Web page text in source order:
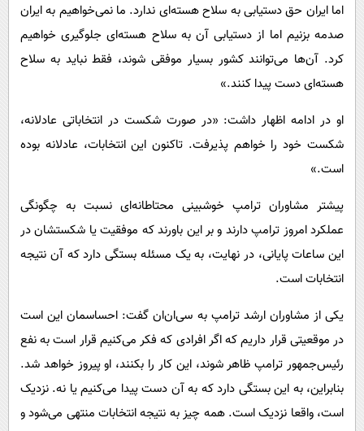
اما ایران حق دستیابی به سلاح هسته‌ای ندارد. ما نمی‌خواهیم به ایران
صدمه بزنیم اما از دستیابی آن به سلاح هسته‌ای جلوگیری خواهیم
کرد. آن‌ها می‌توانند کشور بسیار موفقی شوند، فقط نباید به سلاح
هسته‌ای دست پیدا کنند.»
او در ادامه اظهار داشت: «در صورت شکست در انتخاباتی عادلانه،
شکست خود را خواهم پذیرفت. تاکنون این انتخابات، عادلانه بوده
است.»
پیشتر مشاوران ترامپ خوشبینی محتاطانه‌ای نسبت به چگونگی
عملکرد امروز ترامپ دارند و بر این باورند که موفقیت یا شکستشان در
این ساعات پایانی، در نهایت، به یک مسئله بستگی دارد که آن نتیجه
انتخابات است.
یکی از مشاوران ارشد ترامپ به سی‌ان‌ان گفت: احساسمان این است
در موقعیتی قرار داریم که اگر افرادی که فکر می‌کنیم قرار است به نفع
رئیس‌جمهور ترامپ ظاهر شوند، این کار را بکنند، او پیروز خواهد شد.
بنابراین، به این بستگی دارد که به آن دست پیدا می‌کنیم یا نه. نزدیک
است، واقعا نزدیک است. همه چیز به نتیجه انتخابات منتهی می‌شود و